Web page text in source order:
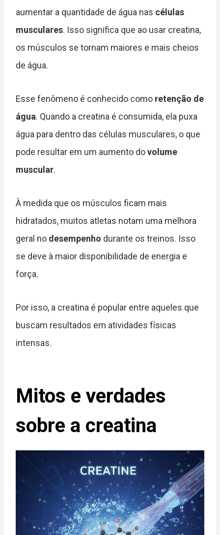
aumentar a quantidade de água nas células
musculares. Isso significa que ao usar creatina,
os músculos se tornam maiores e mais cheios
de água.
Esse fenômeno é conhecido como retenção de
água. Quando a creatina é consumida, ela puxa
água para dentro das células musculares, o que
pode resultar em um aumento dovolume
muscular.
À medida que os músculos ficam mais
hidratados, muitos atletas notam uma melhora
geral no desempenho durante os treinos. Isso
se deve à maior disponibilidade de energia e
força.
Por isso, a creatina é popular entre aqueles que
buscam resultados em atividades físicas
intensas.
Mitos e verdades
sobre a creatina